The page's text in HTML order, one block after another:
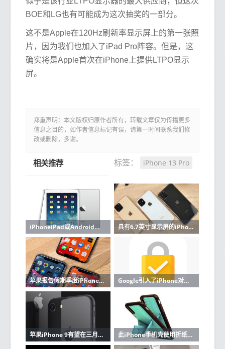
BOE和LG也有可能成为这次抽奖的一部分。
这不是Apple在120Hz刷新率显示屏上的第一张照
片，因为我们也加入了iPad Pro阵容。但是，这
确实将是Apple首次在iPhone上提供LTPO显示
屏。
郑重声明：本文版权归原作者所有，转载文章仅为传播更多
信息之目的，如作者信息标记有误，请第一时间联系我们修
改或删除，多谢。
标签： iPhone 13 Pro
相关推荐
iPhoneiPad或Android之类的所有最新旗舰设备现在都没有外部存储器扩展插槽 具有6.7英寸显示屏的iPhone 12可以搭载更大的后置摄像头
苹果报告假期季度iPhone销售强劲 Google引入了iPhone对重要安全功能的支持
苹果iPhone 9有望在三月底发布：期待什么 此iPhone手机壳使用折纸样式的折叠件将支架添加到设备中